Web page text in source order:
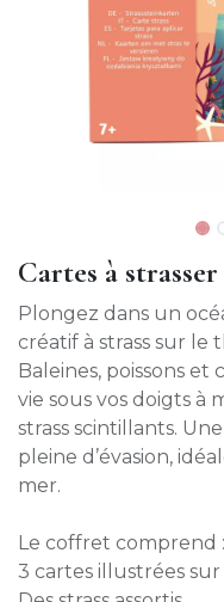
Cartes à
Plongez dans un
créatif à strass sur le
Baleines, poissons
vie sous vos doigts à
strass scintillants.
pleine d’évasion,
mer.
Le coffret comprend :
3 cartes illustrées